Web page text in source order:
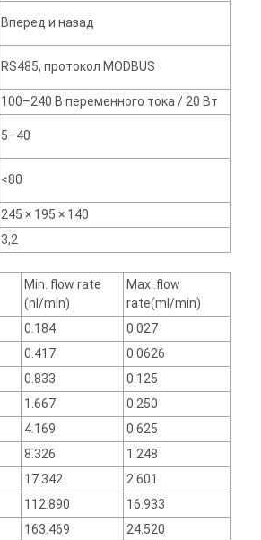
Вперед и назад
RS485, протокол MODBUS
100–240 В переменного тока / 20 Вт
5–40
<80
245 × 195 × 140
3,2
Min. flow rate
(nl/min)
Max .flow
rate(ml/min)
0.184
0.027
0.417
0.0626
0.833
0.125
1.667
0.250
4.169
0.625
8.326
1.248
17.342
2.601
112.890
16.933
163.469
24.520